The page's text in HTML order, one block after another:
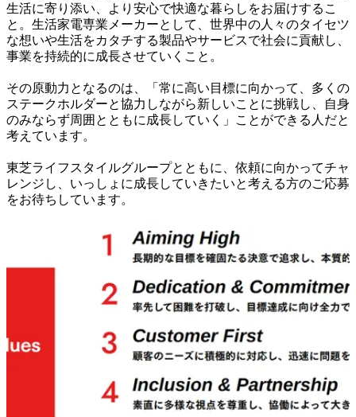
生活に寄り添い、より安心で快適な暮らしをお届けするこ
と。生活家電専業メーカーとして、世界中の人々のタイセツ
な想いや生活をカタチする製品やサービスで社会に貢献し、
事業を持続的に成長させていくこと。
その原動力となるのは、「常に高い目標に向かって、多くの
ステークホルダーと協力しながら新しいことに挑戦し、自身
のみならず周囲とともに成長していく」ことができる人だと
考えています。
東芝ライフスタイルグループとともに、依頼に向かってチャ
レンジし、いっしょに成長していきたいと考える方のご応募
をお待ちしています。